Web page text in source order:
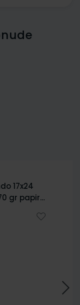
17x24
gr papir